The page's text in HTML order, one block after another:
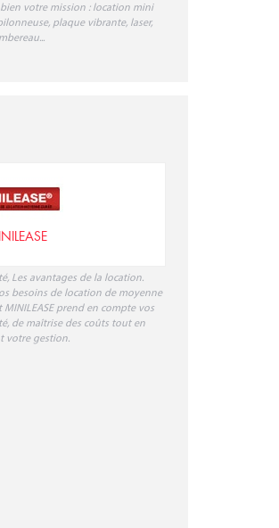
votre mission : location mini
plaque vibrante, laser,
Les avantages de la location.
besoins de location de moyenne
MINILEASE prend en compte vos
de maîtrise des coûts tout en
votre gestion.